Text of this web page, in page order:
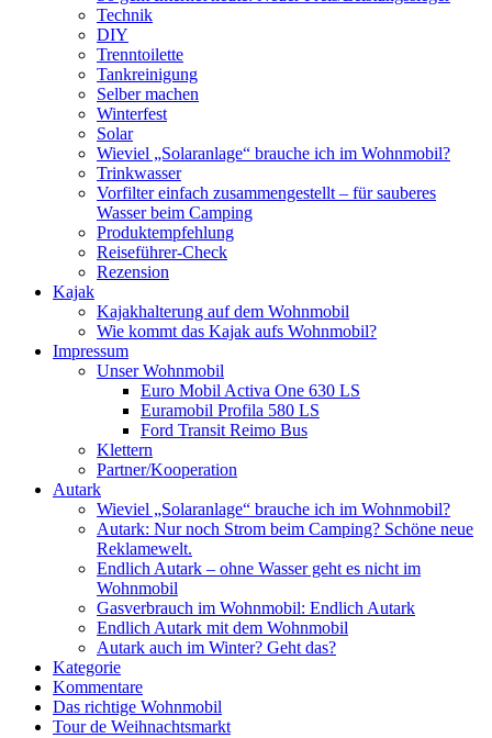
Technik
DIY
Trenntoilette
Tankreinigung
Selber machen
Winterfest
Solar
Wieviel „Solaranlage“ brauche ich im Wohnmobil?
Trinkwasser
Vorfilter einfach zusammengestellt – für sauberes
Wasser beim Camping
Produktempfehlung
Reiseführer-Check
Rezension
Kajak
Kajakhalterung auf dem Wohnmobil
Wie kommt das Kajak aufs Wohnmobil?
Impressum
Unser Wohnmobil
Euro Mobil Activa One 630 LS
Euramobil Profila 580 LS
Ford Transit Reimo Bus
Klettern
Partner/Kooperation
Autark
Wieviel „Solaranlage“ brauche ich im Wohnmobil?
Autark: Nur noch Strom beim Camping? Schöne neue
Reklamewelt.
Endlich Autark – ohne Wasser geht es nicht im
Wohnmobil
Gasverbrauch im Wohnmobil: Endlich Autark
Endlich Autark mit dem Wohnmobil
Autark auch im Winter? Geht das?
Kategorie
Kommentare
Das richtige Wohnmobil
Tour de Weihnachtsmarkt